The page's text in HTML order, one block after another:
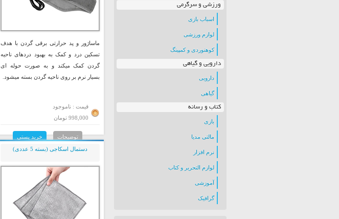
ورزشی و سرگرمی
اسباب بازی
لوازم ورزشی
کوهنوردی و کمپینگ
دارویی و گیاهی
دارویی
گیاهی
کتاب و رسانه
بازی
مالتی مدیا
نرم افزار
لوازم التحریر و کتاب
آموزشی
گرافیک
ماساژور و پد حرارتی برقی گردن با هدف
تسکین درد و کمک به بهبود دردهای ناحیه
گردن کمک میکند و به صورت حوله ای
بسیار نرم بر روی ناحیه گردن بسته میشود.
قیمت : ناموجود
998,000 تومان
توضیحات خرید پستی
دستمال اسکاجی (بسته 5 عددی)